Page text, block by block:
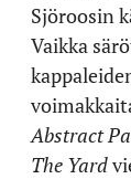
Sjöroosin
Vaikka
Abstract
The Yard